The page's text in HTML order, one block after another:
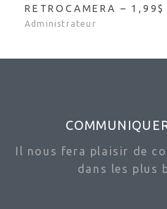
RETROCAMERA – 1,99$
Administrateur
Il nous fera plaisir de
dans les plus